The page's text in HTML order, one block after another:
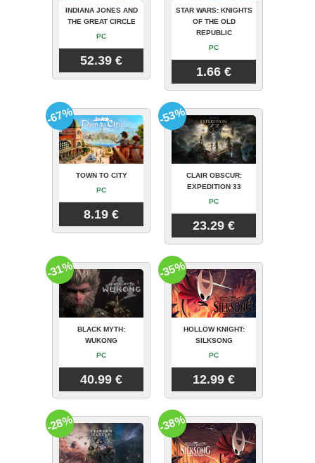
INDIANA JONES AND
THE GREAT CIRCLE
PC
52.39 €
STAR WARS: KNIGHTS
OF THE OLD
REPUBLIC
PC
1.66 €
TOWN TO CITY
PC
8.19 €
-67%
CLAIR OBSCUR:
EXPEDITION 33
PC
23.29 €
-53%
BLACK MYTH:
WUKONG
PC
40.99 €
-31%
HOLLOW KNIGHT:
SILKSONG
PC
12.99 €
-35%
-28% -38%